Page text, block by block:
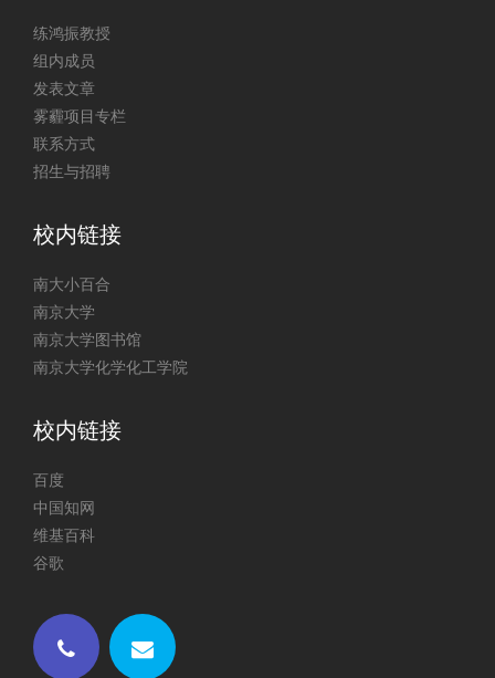
练鸿振教授
组内成员
发表文章
雾霾项目专栏
联系方式
招生与招聘
校内链接
南大小百合
南京大学
南京大学图书馆
南京大学化学化工学院
校内链接
百度
中国知网
维基百科
谷歌